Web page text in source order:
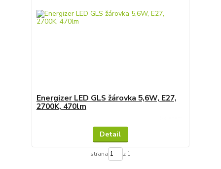
Energizer LED GLS žárovka 5,6W, E27,
2700K, 470lm
Detail
strana z 1